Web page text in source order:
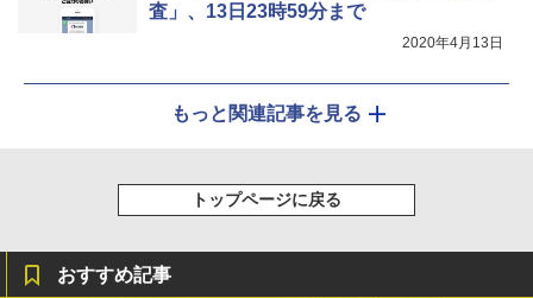
査」、13日23時59分まで
2020年4月13日
もっと関連記事を見る
トップページに戻る
おすすめ記事